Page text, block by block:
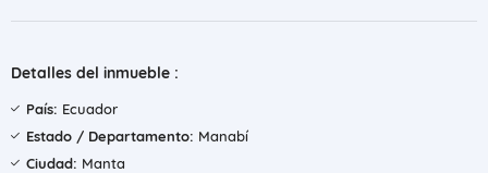
Detalles del inmueble :
País: Ecuador
Estado / Departamento: Manabí
Ciudad: Manta